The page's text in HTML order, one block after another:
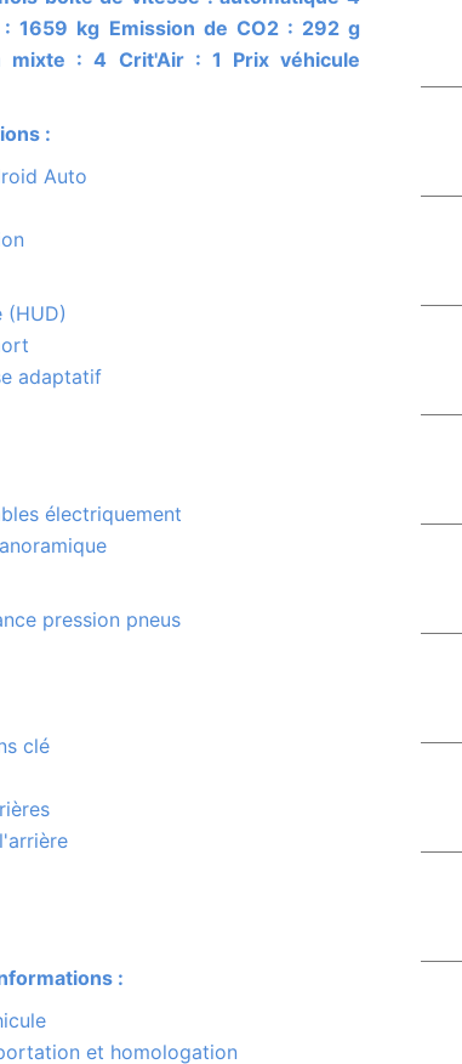
1659 kg Emission de CO2 : 292 g
mixte : 4 Crit'Air : 1 Prix véhicule
:
Auto
(HUD)
adaptatif
électriquement
pression pneus
clé
:
et homologation